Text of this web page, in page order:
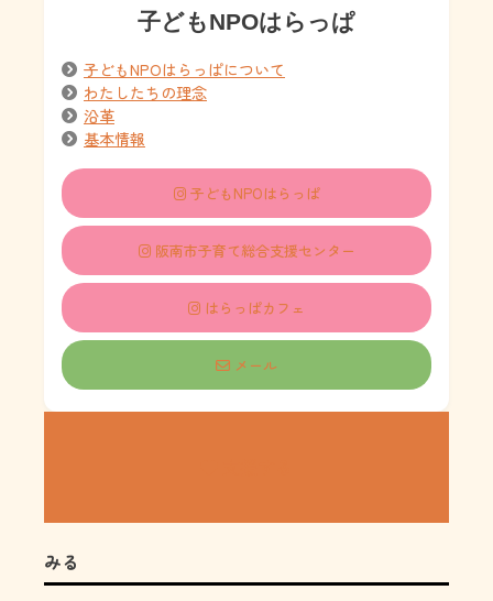
子どもNPOはらっぱ
子どもNPOはらっぱについて
わたしたちの理念
沿革
基本情報
子どもNPOはらっぱ
阪南市子育て総合支援センター
はらっぱカフェ
メール
みる